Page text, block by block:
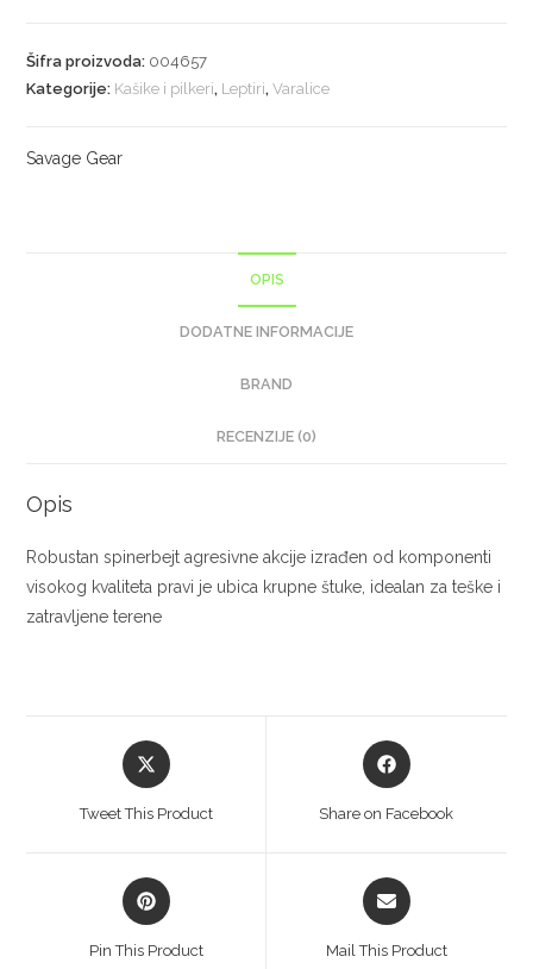
Šifra proizvoda: 004657
Kategorije: Kašike i pilkeri, Leptiri,Varalice
Savage Gear
OPIS
DODATNE INFORMACIJE
BRAND
RECENZIJE (0)
Opis
Robustan spinerbejt agresivne akcije izrađen od komponenti
visokog kvaliteta pravi je ubica krupne štuke, idealan za teške i
zatravljene terene
Tweet This Product Share on Facebook
Pin This Product Mail This Product